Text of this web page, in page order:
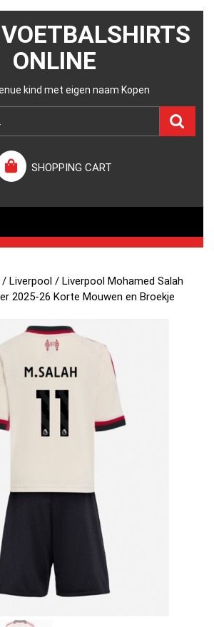
ONLINE
kind met eigen naam Kopen
SHOPPING CART
/Liverpool / Liverpool Mohamed Salah
2025-26 Korte Mouwen en Broekje